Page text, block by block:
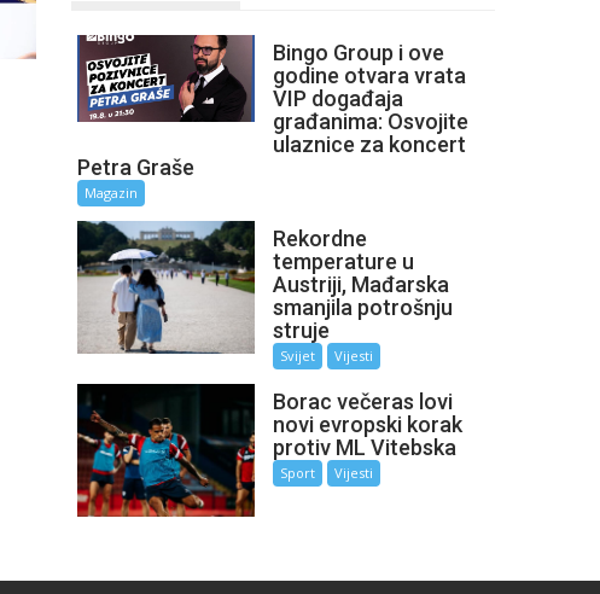
Bingo Group i ove
godine otvara vrata
VIP događaja
građanima: Osvojite
ulaznice za koncert
Petra Graše
Magazin
Rekordne
temperature u
Austriji, Mađarska
smanjila potrošnju
struje
Svijet Vijesti
Borac večeras lovi
novi evropski korak
protiv ML Vitebska
Sport Vijesti